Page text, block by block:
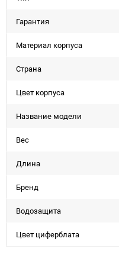
Гарантия
Материал корпуса
Страна
Цвет корпуса
Название модели
Вес
Длина
Бренд
Водозащита
Цвет циферблата